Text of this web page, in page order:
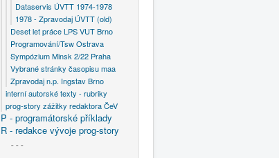
Dataservis ÚVTT 1974-1978
1978 - Zpravodaj ÚVTT (old)
Deset let práce LPS VUT Brno
Programování/Tsw Ostrava
Sympózium Minsk 2/22 Praha
Vybrané stránky časopisu maa
Zpravodaj n.p. Ingstav Brno
interní autorské texty - rubriky
prog-story zážitky redaktora ČeV
P - programátorské příklady
R - redakce vývoje prog-story
- - -